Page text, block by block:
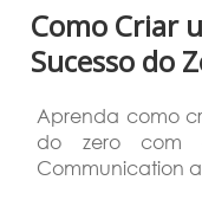
Como Criar
Sucesso do
Aprenda como
do zero com
Communication